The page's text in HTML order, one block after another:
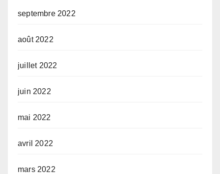
septembre 2022
août 2022
juillet 2022
juin 2022
mai 2022
avril 2022
mars 2022